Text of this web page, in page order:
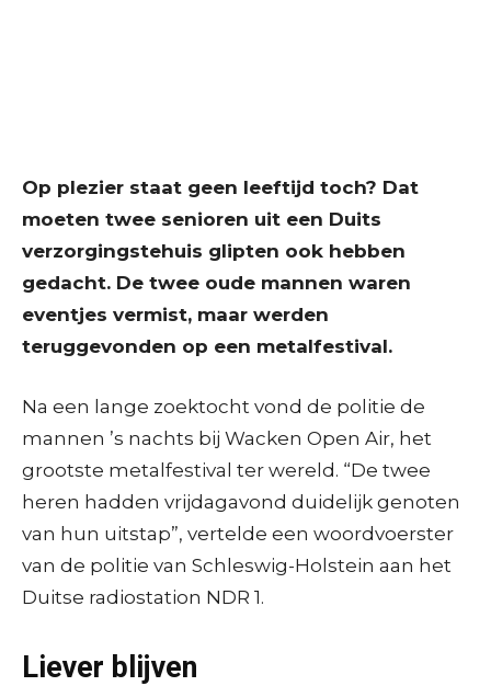
Op plezier staat geen leeftijd toch? Dat
moeten twee senioren uit een Duits
verzorgingstehuis glipten ook hebben
gedacht. De twee oude mannen waren
eventjes vermist, maar werden
teruggevonden op een metalfestival.
Na een lange zoektocht vond de politie de
mannen ’s nachts bij Wacken Open Air, het
grootste metalfestival ter wereld. “De twee
heren hadden vrijdagavond duidelijk genoten
van hun uitstap”, vertelde een woordvoerster
van de politie van Schleswig-Holstein aan het
Duitse radiostation NDR 1.
Liever blijven